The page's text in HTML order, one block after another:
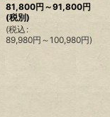
81,800円 ～91,800円
(税別)
(税込 :
89,980円 ～100,980円)